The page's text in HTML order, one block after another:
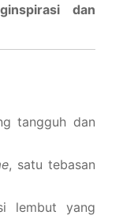
dan
tangguh dan
, satu tebasan
lembut yang